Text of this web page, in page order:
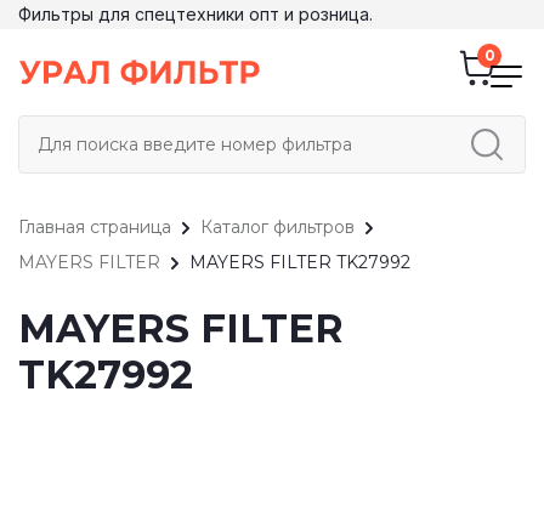
Фильтры для спецтехники опт и розница.
Главная страница
Каталог фильтров
MAYERS FILTER
MAYERS FILTER TK27992
MAYERS FILTER
TK27992